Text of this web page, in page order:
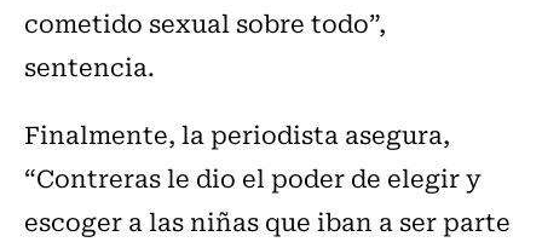
cometido sexual sobre todo”,
sentencia.
Finalmente, la periodista asegura,
“Contreras le dio el poder de elegir y
escoger a las niñas que iban a ser parte